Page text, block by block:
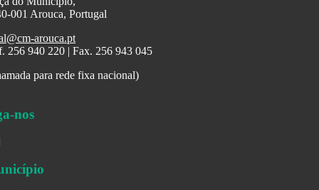
001 Arouca, Portugal
arouca.pt
256 940 220 | Fax. 256 943 045
para rede fixa nacional)
nos